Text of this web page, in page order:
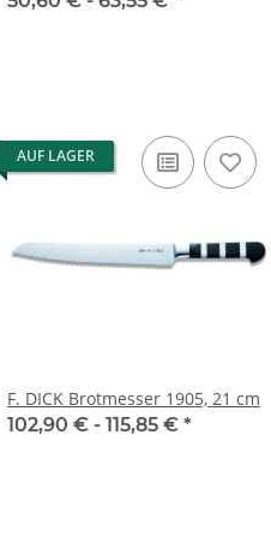
AUF LAGER
F. DICK Brotmesser 1905, 21 cm
102,90 € - 115,85 € *